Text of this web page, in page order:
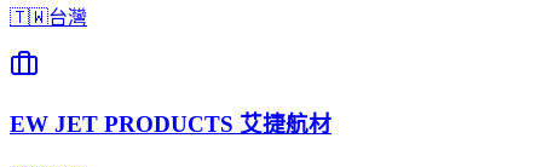
🇹🇼台灣
EW JET PRODUCTS 艾捷航材